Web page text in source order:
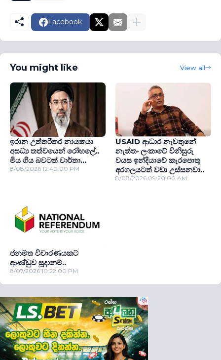
Facebook
You might like View all
ඉරාන උත්තරීතර නායකයා
අසධ්‍ය තත්වයෙන් රෝහලේ..
මිය ගිය බවටත් වාර්තා...
8/08/2026 12:40:00 PM
USAID ආධාර නැවතුනේ
නැත්තං ලංකාවේ විනිසුරු
වයස ඉන්දියාවේ කැරපොතු
අරගලයටත් වඩා උස්සනවා..
8/08/2026 09:20:00 AM
ජනමත විචාරණයකට
ආණ්ඩුව සූදානම්..
8/07/2026 10:22:00 PM